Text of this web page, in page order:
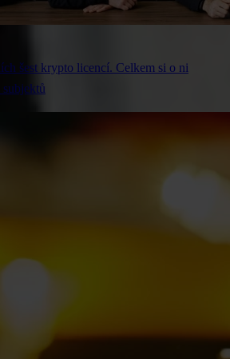
šest krypto licencí. Celkem si o ni
subjektů